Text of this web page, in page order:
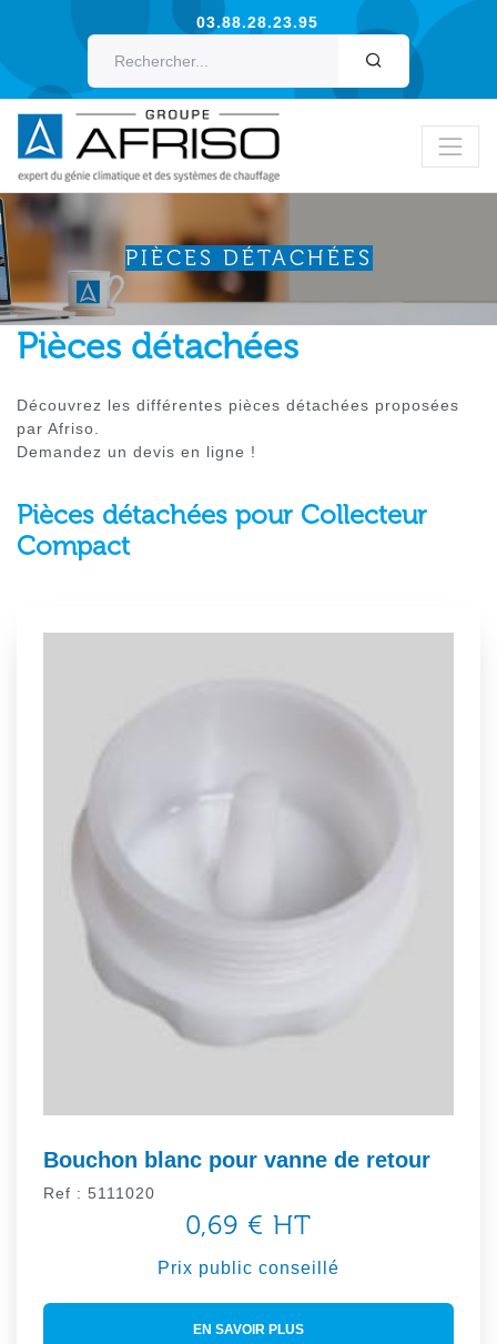
03.88.28.23.95
PIÈCES DÉTACHÉES
Pièces détachées
Découvrez les différentes pièces détachées proposées
par Afriso.
Demandez un devis en ligne !
Pièces détachées pour Collecteur
Compact
Bouchon blanc pour vanne de retour
Ref : 5111020
0,69 € HT
Prix public conseillé
EN SAVOIR PLUS